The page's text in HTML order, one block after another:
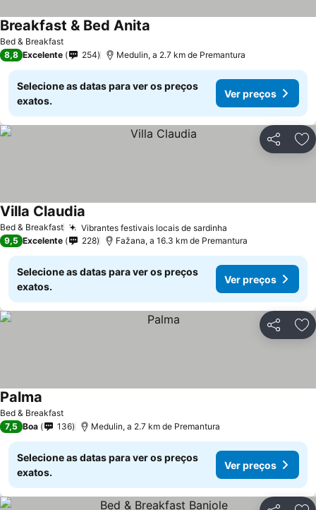
Bed & Breakfast
Breakfast & Bed Anita
8,8 Excelente 254 Medulin, a 2.7 km de Premantura
Selecione as datas para ver os preços
exatos.
Ver preços
Partilhar
Bed & Breakfast Vibrantes festivais locais de sardinha
Villa Claudia
9,5 Excelente 228 Fažana, a 16.3 km de Premantura
Selecione as datas para ver os preços
exatos.
Ver preços
Partilhar
Bed & Breakfast
Palma
7,5 Boa 136 Medulin, a 2.7 km de Premantura
Selecione as datas para ver os preços
exatos.
Ver preços